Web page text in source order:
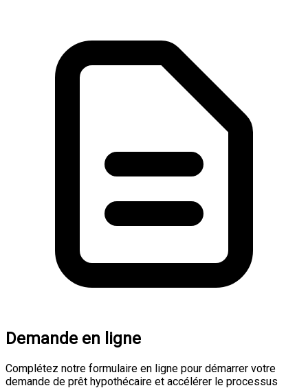
Demande en ligne
Complétez notre formulaire en ligne pour démarrer votre
demande de prêt hypothécaire et accélérer le processus